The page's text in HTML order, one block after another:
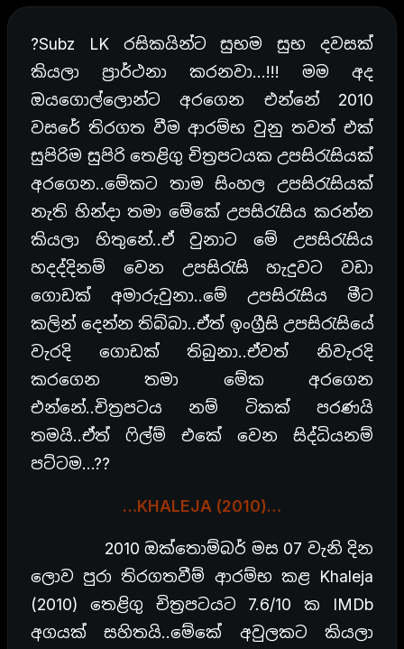
?Subz LK රසිකයින්ට සුභම සුභ දවසක්
කියලා ප්‍රාර්ථනා කරනවා…!!! මම අද
ඔයගොල්ලොන්ට අරගෙන එන්නේ 2010
වසරේ තිරගත වීම ආරම්භ වුනු තවත් එක්
සුපිරිම සුපිරි තෙළිගු චිත්‍රපටයක උපසිරැසියක්
අරගෙන..මේකට තාම සිංහල උපසිරැසියක්
නැති හින්දා තමා මේකේ උපසිරැසිය කරන්න
කියලා හිතුනේ..ඒ වුනාට මේ උපසිරැසිය
හදද්දිනම් වෙන උපසිරැසි හැදුවට වඩා
ගොඩක් අමාරුවුනා..මේ උපසිරැසිය මීට
කලින් දෙන්න තිබ්බා..ඒත් ඉංග්‍රීසි උපසිරැසියේ
වැරදි ගොඩක් තිබුනා..ඒවත් නිවැරදි
කරගෙන තමා මේක අරගෙන
එන්නේ..චිත්‍රපටය නම් ටිකක් පරණයි
තමයි..ඒත් ෆිල්ම් එකේ වෙන සිද්ධියනම්
පට්ටම…??
…KHALEJA (2010)…
2010 ඔක්තොම්බර් මස 07 වැනි දින
ලොව පුරා තිරගතවීම් ආරම්භ කළ Khaleja
(2010) තෙළිගු චිත්‍රපටයට 7.6/10 ක IMDb
අගයක් සහිතයි..මේකේ අවුලකට කියලා